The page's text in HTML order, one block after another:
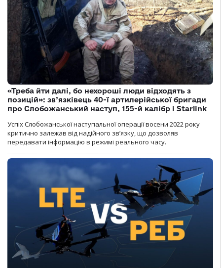
«Треба йти далі, бо нехороші люди відходять з
позицій»: зв’язківець 40-ї артилерійської бригади
про Слобожанський наступ, 155-й калібр і Starlink
Успіх Слобожанської наступальної операції восени 2022 року
критично залежав від надійного зв’язку, що дозволяв
передавати інформацію в режимі реального часу.